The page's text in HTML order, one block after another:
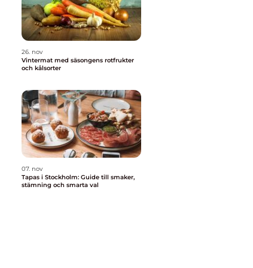
26. nov
Vintermat med säsongens rotfrukter
och kålsorter
07. nov
Tapas i Stockholm: Guide till smaker,
stämning och smarta val